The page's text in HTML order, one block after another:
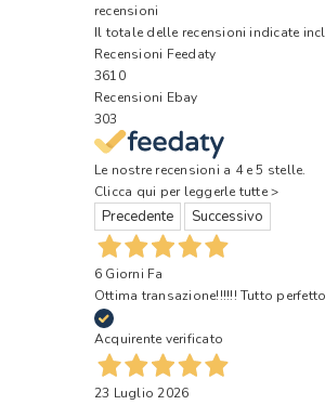
recensioni
Il totale delle recensioni indicate
Recensioni Feedaty
3610
Recensioni Ebay
303
Le nostre recensioni a 4 e 5 stelle.
Clicca qui per leggerle tutte >
Precedente Successivo
6 Giorni Fa
Ottima transazione!!!!!! Tutto
Acquirente verificato
23 Luglio 2026